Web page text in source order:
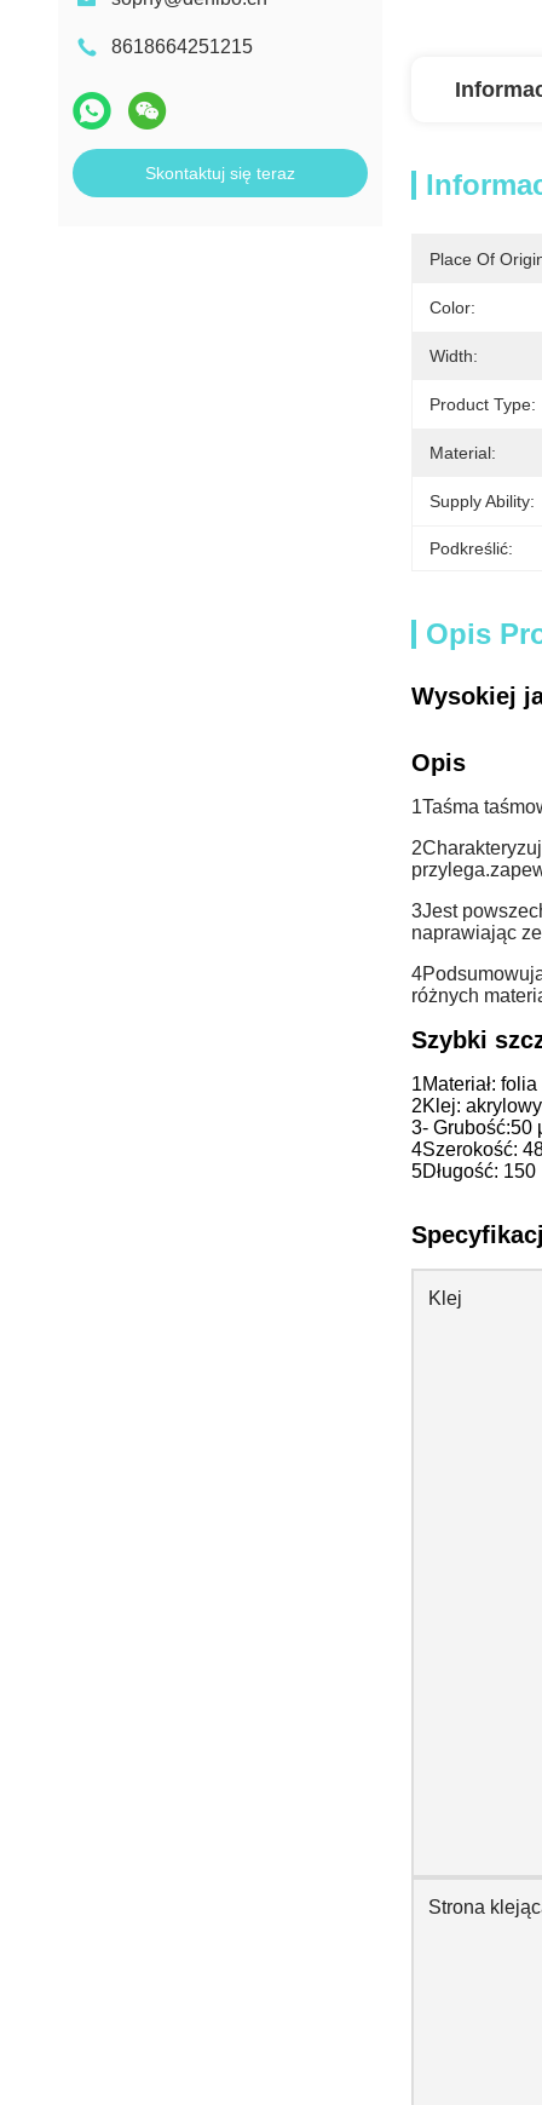
8618664251215
Skontaktuj się teraz
Place Of
Color:
Width:
Product Type:
Material:
Supply Ability:
Podkreślić:
Opis
Wysokiej
Opis
1Taśma
3Jest
naprawiając
różnych
Szybki
1Materiał:
2Klej: akrylowy
3- Grubość:50
4Szerokość:
5Długość: 150
Klej
Strona